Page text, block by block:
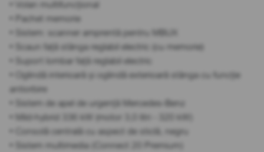
• Volan multifuncțional
• Pachet memorie
• Sistem: scanner amprentă pentru MBUX
• Scaun față stânga reglabil electric (cu memorie)
• Suport lombar față reglabil electric
• Oglindă interioară și oglindă exterioară stânga cu funcție
antiorbire
• Sistem de apel de urgență Mercedes-Benz
• Mild-hybrid 336 kW (motor 3,0 litri - 320 kW)
• Consolă centrală cu aspect de sticlă, negru
• Sistem multimedia (Connect 20 Premium)